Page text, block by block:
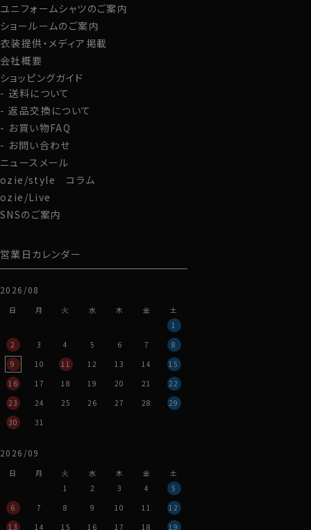
グローブ
ユニフォームシャツのご案内
ショールームのご案内
衣装提供・メディア掲載
会社概要
ショッピングガイド
送料について
返品交換について
お買い物FAQ
お問い合わせ
ニュースメール
ozie/style コラム
ozie/Live
SNSのご案内
営業日カレンダー
2026/08
日 月 火 水 木 金
土
1
2
3 4 5 6 7
8
9
10 11 12 13 14
15
16
17 18 19 20 21
22
23
24 25 26 27 28
29
30
31
2026/09
日 月 火 水 木 金
土
1
2 3 4
5
6
7 8 9 10 11
12
13
14 15 16 17 18 19